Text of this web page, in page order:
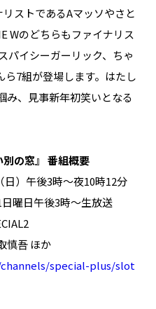
ストであるAマッソやさと
Wのどちらもファイナリス
パイシーガーリック、ちゃ
ら7組が登場します。はたし
み、見事新年初笑いとなる
の窓』 番組概要
）午後3時～夜10時12分
曜日午後3時～生放送
慎吾 ほか
special-plus/slot